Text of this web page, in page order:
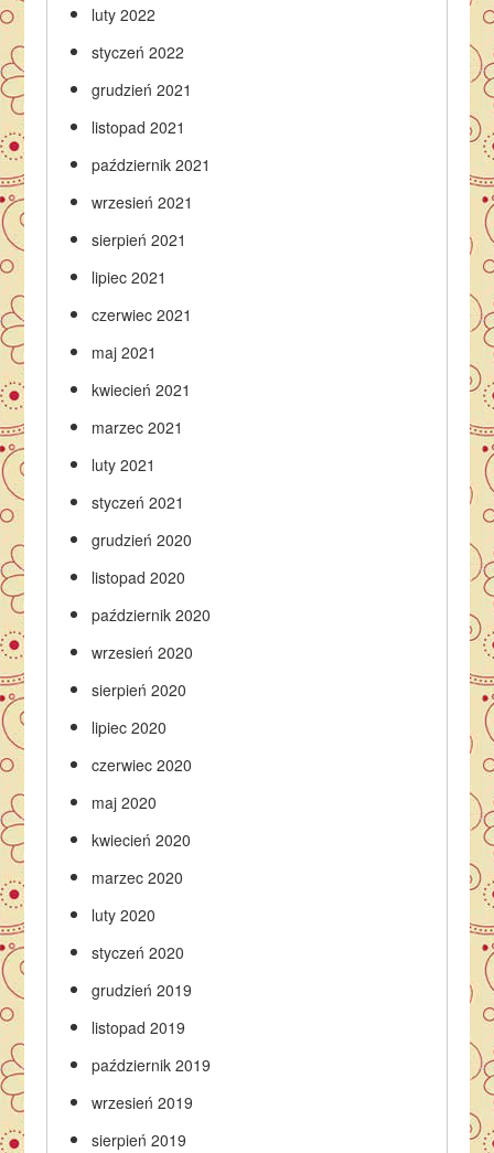
luty 2022
styczeń 2022
grudzień 2021
listopad 2021
październik 2021
wrzesień 2021
sierpień 2021
lipiec 2021
czerwiec 2021
maj 2021
kwiecień 2021
marzec 2021
luty 2021
styczeń 2021
grudzień 2020
listopad 2020
październik 2020
wrzesień 2020
sierpień 2020
lipiec 2020
czerwiec 2020
maj 2020
kwiecień 2020
marzec 2020
luty 2020
styczeń 2020
grudzień 2019
listopad 2019
październik 2019
wrzesień 2019
sierpień 2019